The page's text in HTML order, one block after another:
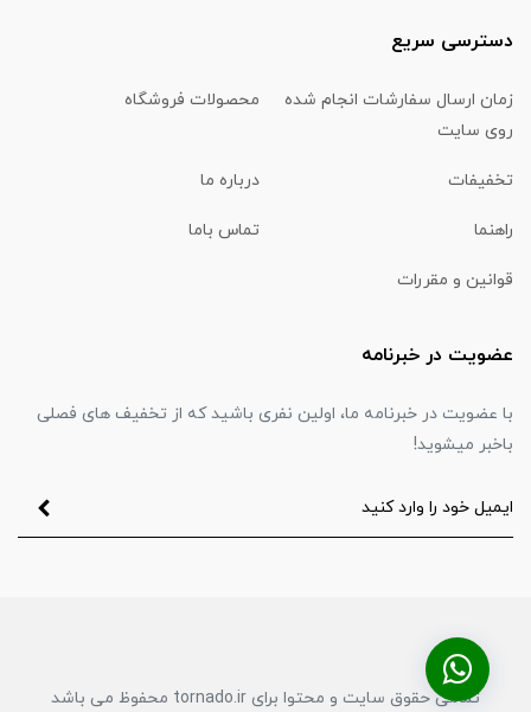
دسترسی سریع
زمان ارسال سفارشات انجام شده
روی سایت
محصولات فروشگاه
تخفیفات درباره ما
راهنما تماس باما
قوانین و مقررات
عضویت در خبرنامه
با عضویت در خبرنامه ما، اولین نفری باشید که از تخفیف های فصلی
باخبر میشوید!
تمامی حقوق سایت و محتوا برای tornado.ir محفوظ می باشد